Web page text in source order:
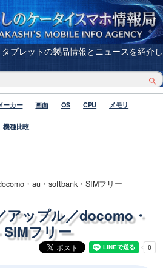
ブレットの製品情報とニュースを紹介し
ーカー 画面 OS CPU メモリ
機種比較
・au・softbank・SIMフリー
アップル／docomo・
フリー